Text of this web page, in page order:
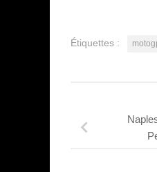
Étiquettes :